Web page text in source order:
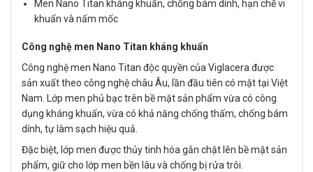
Men Nano Titan kháng khuẩn, chống bám dính, hạn chế vi
khuẩn và nấm mốc
Công nghệ men Nano Titan kháng khuẩn
Công nghệ men Nano Titan độc quyền của Viglacera được
sản xuất theo công nghệ châu Âu, lần đầu tiên có mặt tại Việt
Nam. Lớp men phủ bạc trên bề mặt sản phẩm vừa có công
dụng kháng khuẩn, vừa có khả năng chống thấm, chống bám
dính, tự làm sạch hiệu quả.
Đặc biệt, lớp men được thủy tinh hóa gắn chặt lên bề mặt sản
phẩm, giữ cho lớp men bền lâu và chống bị rửa trôi.